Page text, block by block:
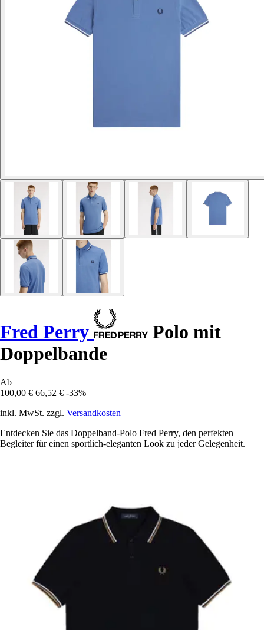
Fred Perry
Polo mit
Doppelbande
Ab
100,00 € 66,52 € -33%
inkl. MwSt. zzgl. Versandkosten
Entdecken Sie das Doppelband-Polo Fred Perry, den perfekten
Begleiter für einen sportlich-eleganten Look zu jeder Gelegenheit.